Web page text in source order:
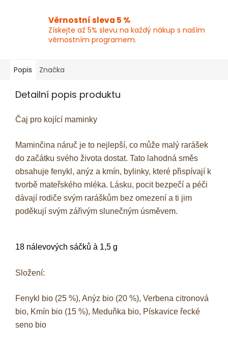
Věrnostní sleva 5 %
Získejte až 5% slevu na každý nákup s naším
věrnostním programem.
Popis Značka
Detailní popis produktu
Čaj pro kojící maminky
Maminčina náruč je to nejlepší, co může malý rarášek
do začátku svého života dostat. Tato lahodná směs
obsahuje fenykl, anýz a kmín, bylinky, které přispívají k
tvorbě mateřského mléka. Lásku, pocit bezpečí a péči
dávají rodiče svým raráškům bez omezení a ti jim
poděkují svým zářivým slunečným úsměvem.
18 nálevových sáčků à 1,5 g
Složení:
Fenykl bio (25 %), Anýz bio (20 %), Verbena citronová
bio, Kmín bio (15 %), Meduňka bio, Pískavice řecké
seno bio